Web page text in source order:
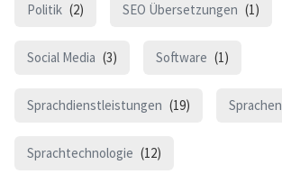
Politik (2) SEO Übersetzungen (1)
Social Media (3) Software (1)
Sprachdienstleistungen (19) Sprachen
Sprachtechnologie (12)